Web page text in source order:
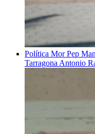
Política Mor Pep
Tarragona Antonio